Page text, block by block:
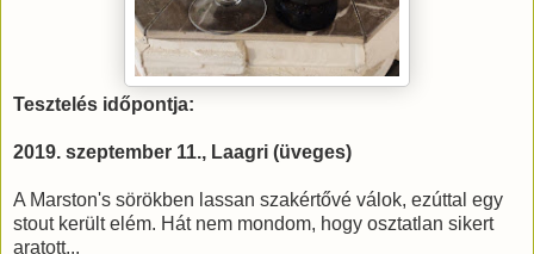
Tesztelés időpontja:
2019. szeptember 11., Laagri (üveges)
A Marston's sörökben lassan szakértővé válok, ezúttal egy
stout került elém. Hát nem mondom, hogy osztatlan sikert
aratott...